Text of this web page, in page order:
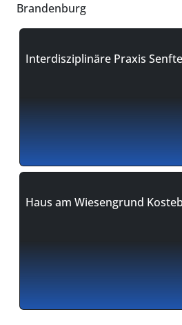
Brandenburg
Interdisziplinäre Praxis
Haus am Wiesengrund